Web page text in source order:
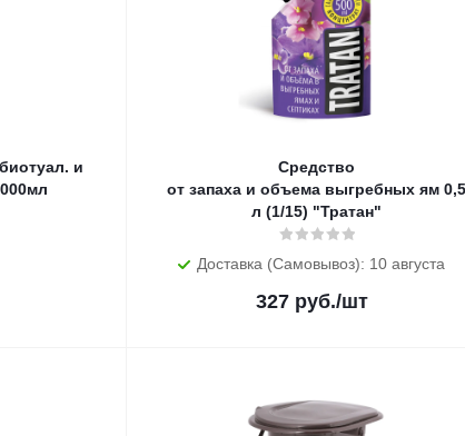
и
Средство
от запаха и объема выгребных ям 0,5
л (1/15) "Тратан"
Доставка (Самовывоз): 10 августа
327 руб./шт